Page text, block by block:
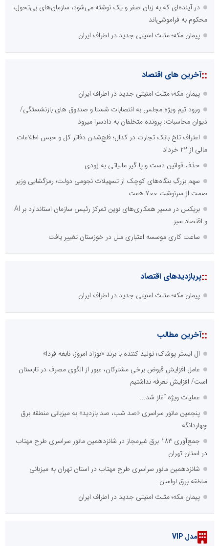
در آینده‌ای که به زبان صفر و یک نوشته می‌شود، سازمان‌های بی‌تحول،
محکوم به فراموشی‌اند
پیمان مکه؛ مثلث امنیتی جدید در اطراف ایران
::آخرین های اقتصاد
پیمان مکه؛ مثلث امنیتی جدید در اطراف ایران
ورود تیم ویژه مجلس به انتصابات شستا و صندوق های بازنشستگی/
دیوان محاسبات: پرونده متخلفان به دادسرا میرود
اعتراف تلخ بانک تجارت در کدال؛ فلج‌شدن دفاتر کل و حبس اطلاعات
مالی از ۲۲ خرداد
حذف قوانین دست و پا گیر مالیاتی به زودی
سهم بزرگِ بنگاه‌های کوچک از تسهیلات نجومی دولت؛ رمزگشایی وزیر
صمت از سرنوشت ۷۰۰ همت
بریکس در مسیر همکاری‌های نوین تمرکز رئیس سازمان استاندارد بر AI
و اقتصاد سبز
ساعت کاری موسسه اعتباری ملل در خوزستان تغییر یافت
::پربازدیدهای اقتصاد
پیمان مکه؛ مثلث امنیتی جدید در اطراف ایران
::آخرین مطالب
ال ایستر پوشاک؛ تولید کننده با برند «نوزاد امروز، نابغه فردا»
عامل افزایش قبوض برخی مشترکان، عبور از الگوی مصرف در تابستان
است/ افزایش تعرفه نداشتیم
عملیات ویژه آغاز شد...
پنجمین مانور سراسری «صد شب، صد بازدید» به میزبانی منطقه برق
چهاردانگه
جمع‌آوری 183 برق غیرمجاز در شانزدهمین مانور سراسری طرح مهتاب
در استان تهران
شانزدهمین مانور سراسری طرح مهتاب در استان تهران به میزبانی
منطقه برق لواسان
پیمان مکه؛ مثلث امنیتی جدید در اطراف ایران
مدل VIP